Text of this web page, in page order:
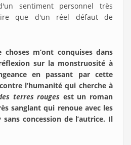
sentiment personnel très
que d'un réel défaut de
m’ont conquises dans
sur la monstruosité à
en passant par cette
l’humanité qui cherche à
terres rouges est un roman
sanglant qui renoue avec les
concession de l’autrice. Il